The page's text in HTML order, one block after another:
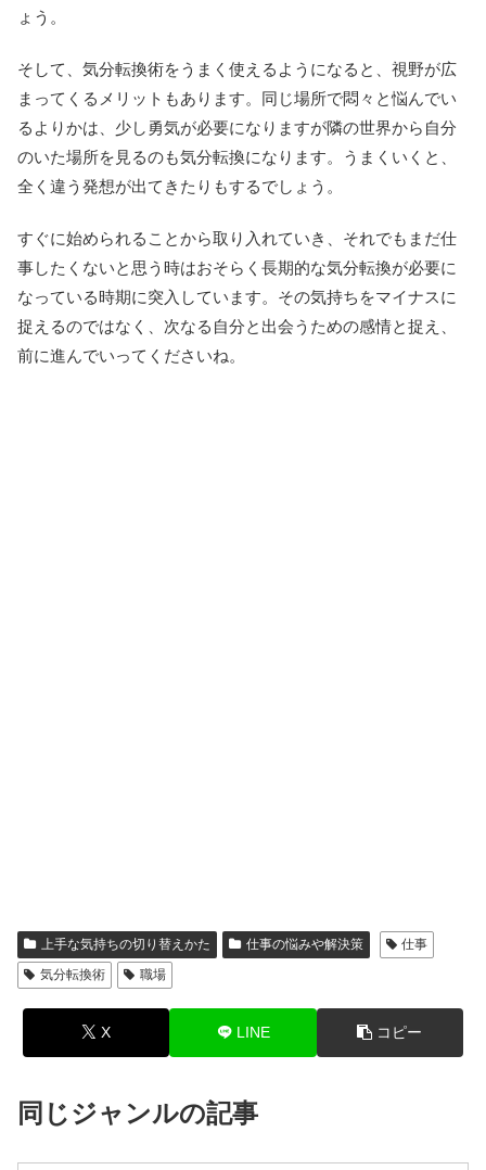
ょう。
そして、気分転換術をうまく使えるようになると、視野が広
まってくるメリットもあります。同じ場所で悶々と悩んでい
るよりかは、少し勇気が必要になりますが隣の世界から自分
のいた場所を見るのも気分転換になります。うまくいくと、
全く違う発想が出てきたりもするでしょう。
すぐに始められることから取り入れていき、それでもまだ仕
事したくないと思う時はおそらく長期的な気分転換が必要に
なっている時期に突入しています。その気持ちをマイナスに
捉えるのではなく、次なる自分と出会うための感情と捉え、
前に進んでいってくださいね。
上手な気持ちの切り替えかた 仕事の悩みや解決策
仕事
気分転換術
職場
X LINE コピー
同じジャンルの記事